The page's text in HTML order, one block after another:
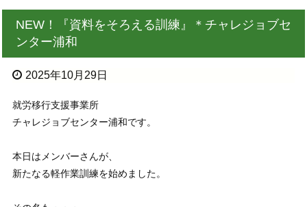
NEW！『資料をそろえる訓練』＊チャレジョブセ
ンター浦和
2025年10月29日
就労移行支援事業所
チャレジョブセンター浦和です。
本日はメンバーさんが、
新たなる軽作業訓練を始めました。